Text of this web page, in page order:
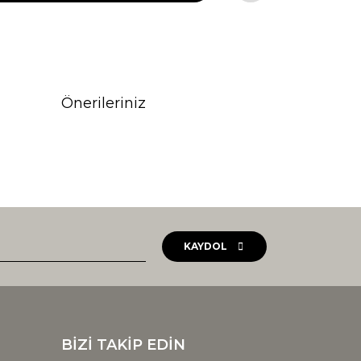
Önerileriniz
KAYDOL
BİZİ TAKİP EDİN